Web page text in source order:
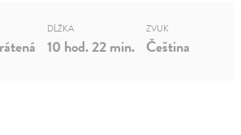
DĹŽKA
10 hod. 22 min.
ZVUK
Čeština